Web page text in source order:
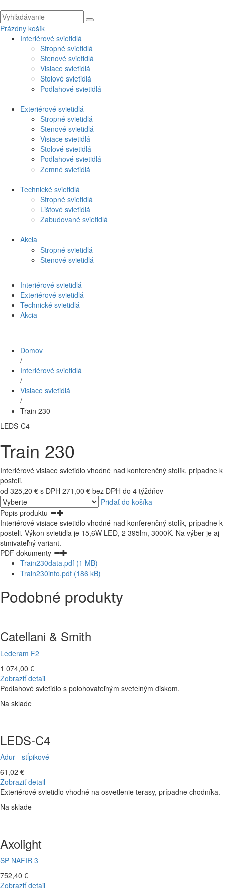
Prázdny košík
Interiérové svietidlá
Stropné svietidlá
Stenové svietidlá
Visiace svietidlá
Stolové svietidlá
Podlahové svietidlá
Exteriérové svietidlá
Stropné svietidlá
Stenové svietidlá
Visiace svietidlá
Stolové svietidlá
Podlahové svietidlá
Zemné svietidlá
Technické svietidlá
Stropné svietidlá
Lištové svietidlá
Zabudované svietidlá
Akcia
Stropné svietidlá
Stenové svietidlá
Interiérové svietidlá
Exteriérové svietidlá
Technické svietidlá
Akcia
Domov
/
Interiérové svietidlá
/
Visiace svietidlá
/
Train 230
LEDS-C4
Train 230
Interiérové visiace svietidlo vhodné nad konferenčný stolík, prípadne k
posteli.
od 325,20 € s DPH 271,00 € bez DPH do 4 týždňov
Pridať do košíka
Popis produktu
Interiérové visiace svietidlo vhodné nad konferenčný stolík, prípadne k
posteli. Výkon svietidla je 15,6W LED, 2 395lm, 3000K. Na výber je aj
stmivateľný variant.
PDF dokumenty
Train230data.pdf (1 MB)
Train230info.pdf (186 kB)
Podobné produkty
Catellani & Smith
Lederam F2
1 074,00 €
Zobraziť detail
Podlahové svietidlo s polohovateľným svetelným diskom.
Na sklade
LEDS-C4
Adur - stĺpikové
61,02 €
Zobraziť detail
Exteriérové svietidlo vhodné na osvetlenie terasy, prípadne chodníka.
Na sklade
Axolight
SP NAFIR 3
752,40 €
Zobraziť detail